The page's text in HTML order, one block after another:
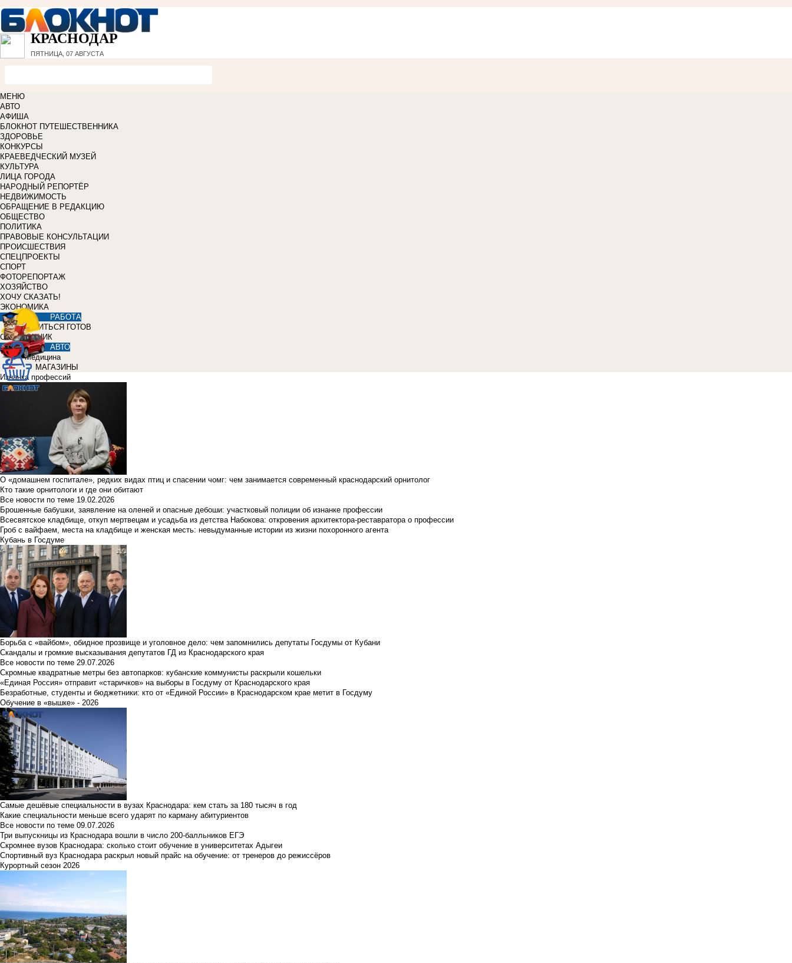
КРАСНОДАР
ПЯТНИЦА, 07 АВГУСТА
МЕНЮ
АВТО
АФИША
БЛОКНОТ ПУТЕШЕСТВЕННИКА
ЗДОРОВЬЕ
КОНКУРСЫ
КРАЕВЕДЧЕСКИЙ МУЗЕЙ
КУЛЬТУРА
ЛИЦА ГОРОДА
НАРОДНЫЙ РЕПОРТЁР
НЕДВИЖИМОСТЬ
ОБРАЩЕНИЕ В РЕДАКЦИЮ
ОБЩЕСТВО
ПОЛИТИКА
ПРАВОВЫЕ КОНСУЛЬТАЦИИ
ПРОИСШЕСТВИЯ
СПЕЦПРОЕКТЫ
СПОРТ
ФОТОРЕПОРТАЖ
ХОЗЯЙСТВО
ХОЧУ СКАЗАТЬ!
ЭКОНОМИКА
РАБОТА
УЧИТЬСЯ ГОТОВ
СПРАВОЧНИК
АВТО
Медицина
МАГАЗИНЫ
Изнанка профессий
О «домашнем госпитале», редких видах птиц и спасении чомг: чем занимается современный краснодарский орнитолог
Кто такие орнитологи и где они обитают
Все новости по теме 19.02.2026
Брошенные бабушки, заявление на оленей и опасные дебоши: участковый полиции об изнанке профессии
Всесвятское кладбище, откуп мертвецам и усадьба из детства Набокова: откровения архитектора-реставратора о профессии
Гроб с вайфаем, места на кладбище и женская месть: невыдуманные истории из жизни похоронного агента
Кубань в Госдуме
Борьба с «вайбом», обидное прозвище и уголовное дело: чем запомнились депутаты Госдумы от Кубани
Скандалы и громкие высказывания депутатов ГД из Краснодарского края
Все новости по теме 29.07.2026
Скромные квадратные метры без автопарков: кубанские коммунисты раскрыли кошельки
«Единая Россия» отправит «старичков» на выборы в Госдуму от Краснодарского края
Безработные, студенты и бюджетники: кто от «Единой России» в Краснодарском крае метит в Госдуму
Обучение в «вышке» - 2026
Самые дешёвые специальности в вузах Краснодара: кем стать за 180 тысяч в год
Какие специальности меньше всего ударят по карману абитуриентов
Все новости по теме 09.07.2026
Три выпускницы из Краснодара вошли в число 200-балльников ЕГЭ
Скромнее вузов Краснодара: сколько стоит обучение в университетах Адыгеи
Спортивный вуз Краснодара раскрыл новый прайс на обучение: от тренеров до режиссёров
Курортный сезон 2026